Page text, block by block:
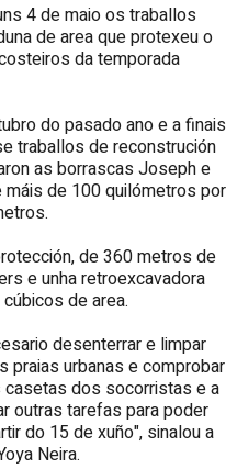
4 de maio os traballos
de area que protexeu o
da temporada
do pasado ano e a finais
traballos de reconstrución
as borrascas Joseph e
de 100 quilómetros por
de 360 metros de
e unha retroexcavadora
de area.
desenterrar e limpar
praias urbanas e comprobar
casetas dos socorristas e a
outras tarefas para poder
do 15 de xuño", sinalou a
Neira.